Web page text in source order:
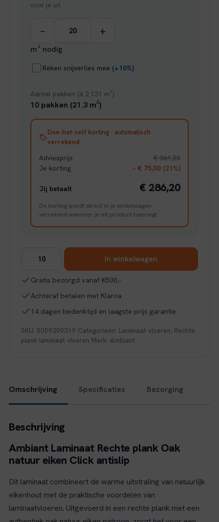
voor je uit.
− +
m² nodig
Reken snijverlies mee (+10%)
Aantal pakken (à 2.131 m²)
10 pakken (21.3 m²)
Doe-het-zelf korting · automatisch
verrekend
Adviesprijs
€ 361,20
Je korting
− € 75,00 (21%)
Jij betaalt € 286,20
De korting wordt direct in je winkelwagen
verrekend wanneer je dit product toevoegt.
Sunny
oak
eiken
aantal
In winkelwagen
Gratis bezorgd vanaf €500,-
Achteraf betalen met Klarna
14 dagen bedenktijd en laagste prijs garantie
SKU: 5059390319 Categorieën: Laminaat vloeren, Rechte
plank laminaat vloeren Merk: Ambiant
Omschrijving Specificaties Bezorging
Beschrijving
Ambiant Laminaat Rechte plank Oak
natuur eiken Click antislip
Dit laminaat combineert de warme uitstraling van natuurlijk
eikenhout met de praktische voordelen van
laminaatvloeren. Uitgevoerd in een rechte plank met een